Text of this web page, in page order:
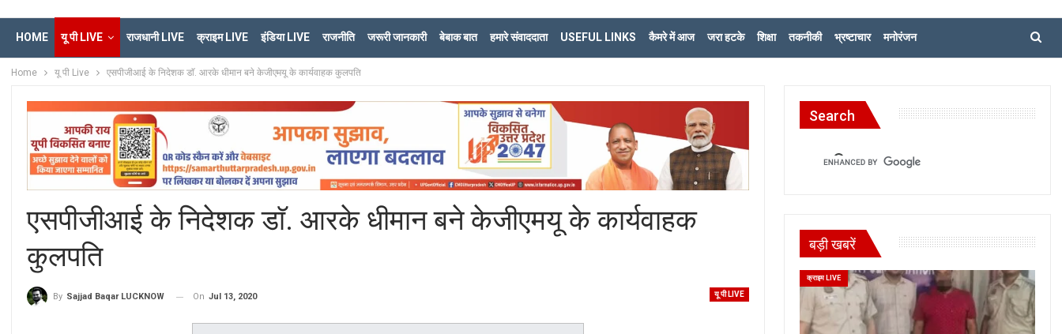
HOME यू पी LIVE राजधानी LIVE क्राइम LIVE इंडिया LIVE राजनीति जरूरी जानकारी बेबाक बात हमारे संवाददाता USEFUL LINKS कैमरे में आज जरा हटके शिक्षा तकनीकी भ्रष्टाचार मनोरंजन
Home यू पी Live एसपीजीआई के निदेशक डाॅ. आरके धीमान बने केजीएमयू के कार्यवाहक कुलपति
एसपीजीआई के निदेशक डाॅ. आरके धीमान बने केजीएमयू के कार्यवाहक
कुलपति
यू पी LIVE
By Sajjad Baqar LUCKNOW On Jul 13, 2020
Search
बड़ी खबरें
क्राइम LIVE